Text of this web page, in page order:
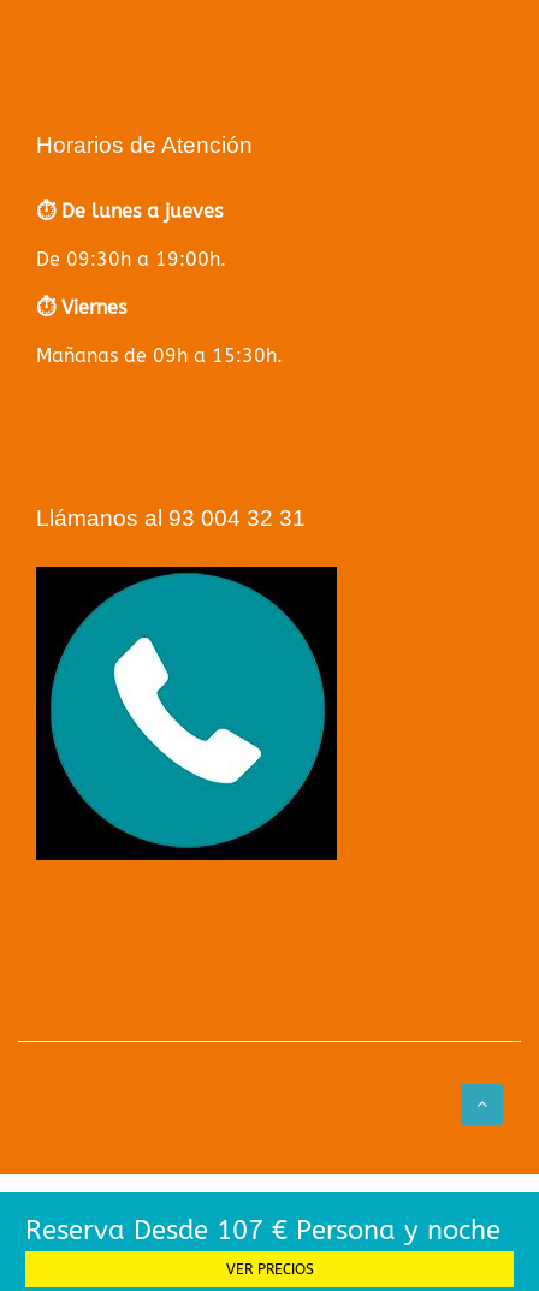
Horarios de Atención
⏱️ De lunes a jueves
De 09:30h a 19:00h.
⏱️ Viernes
Mañanas de 09h a 15:30h.
Llámanos al 93 004 32 31
Reserva Desde 107 € Persona y noche
VER PRECIOS